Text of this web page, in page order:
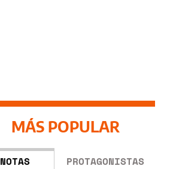
MÁS POPULAR
NOTAS PROTAGONISTAS